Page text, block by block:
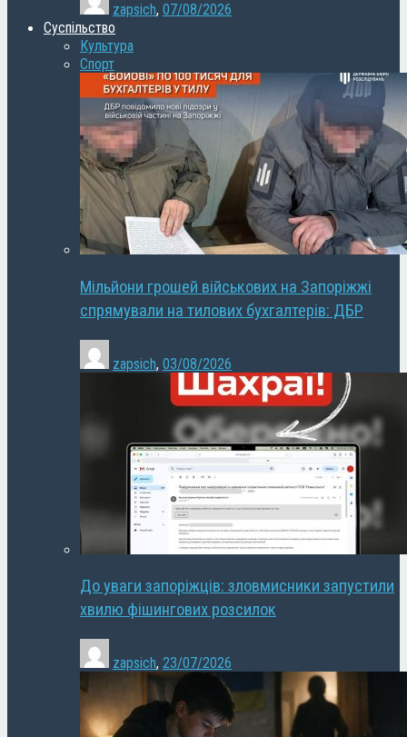
zapsich, 07/08/2026
Суспільство
Культура
Спорт
Мільйони грошей військових на Запоріжжі
спрямували на тилових бухгалтерів: ДБР
zapsich, 03/08/2026
До уваги запоріжців: зловмисники запустили
хвилю фішингових розсилок
zapsich, 23/07/2026